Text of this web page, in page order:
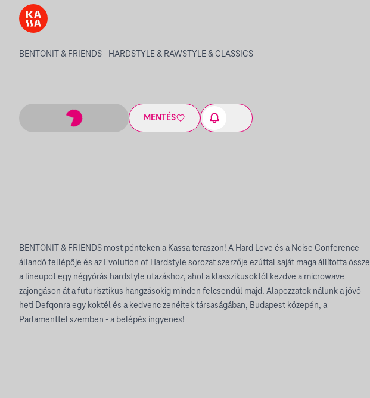
BENTONIT & FRIENDS - HARDSTYLE & RAWSTYLE & CLASSICS
MENTÉS
BENTONIT & FRIENDS most pénteken a Kassa teraszon! A Hard Love és a Noise Conference
állandó fellépője és az Evolution of Hardstyle sorozat szerzője ezúttal saját maga állította össze
a lineupot egy négyórás hardstyle utazáshoz, ahol a klasszikusoktól kezdve a microwave
zajongáson át a futurisztikus hangzásokig minden felcsendül majd. Alapozzatok nálunk a jövő
heti Defqonra egy koktél és a kedvenc zenéitek társaságában, Budapest közepén, a
Parlamenttel szemben - a belépés ingyenes!